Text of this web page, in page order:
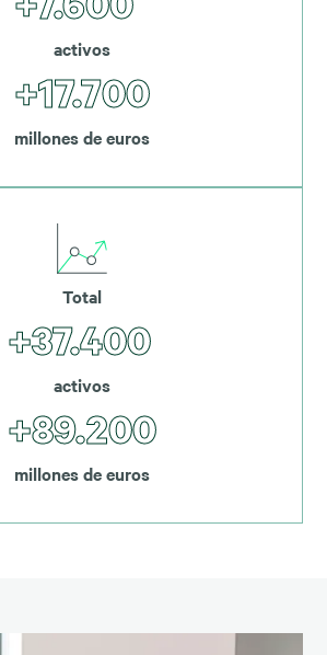
activos
+17.700
millones de euros
Total
+37.400
activos
+89.200
millones de euros